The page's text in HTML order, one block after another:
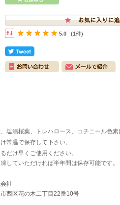
5.0 (1件)
塩漬桜葉、トレハロース、コチニール色素)
常温で保存して下さい。
だけ早くご使用ください。
していただければ半年間は保存可能です。
社
西区花の木二丁目22番10号